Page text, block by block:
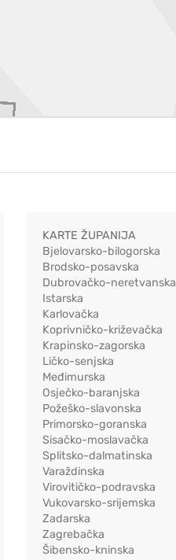
KARTE ŽUPANIJA
Bjelovarsko-bilogorska
Brodsko-posavska
Dubrovačko-neretvanska
Istarska
Karlovačka
Koprivničko-križevačka
Krapinsko-zagorska
Ličko-senjska
Međimurska
Osječko-baranjska
Požeško-slavonska
Primorsko-goranska
Sisačko-moslavačka
Splitsko-dalmatinska
Varaždinska
Virovitičko-podravska
Vukovarsko-srijemska
Zadarska
Zagrebačka
Šibensko-kninska